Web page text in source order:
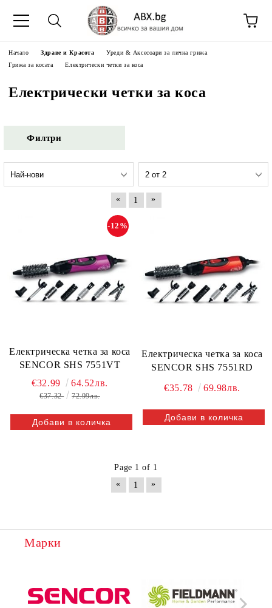
Начало Здраве и Красота
Уреди & Аксесоари за лична грижа
Грижа за косата
Електрически четки за коса
Електрически четки за коса
Филтри
« 1 »
Електрическа четка за коса
SENCOR SHS 7551VT
-12%
€32.99 64.52лв.
€37.32 72.99лв.
Електрическа четка за коса
SENCOR SHS 7551RD
€35.78
69.98лв.
Page 1 of 1
«
1 »
Марки